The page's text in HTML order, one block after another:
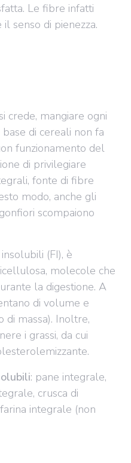
Le fibre infatti
senso di pienezza.
crede, mangiare ogni
di cereali non fa
funzionamento del
di privilegiare
fonte di fibre
modo, anche gli
scompaiono
(FI), è
molecole che
la digestione. A
di volume e
massa). Inoltre,
i grassi, da cui
: pane integrale,
crusca di
integrale (non